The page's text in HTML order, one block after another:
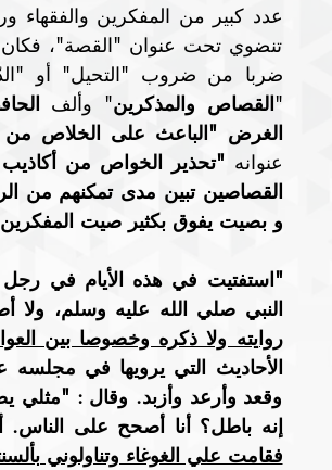
"القصاص والمذكرين" وألف
الغرض "الباعث على الخلاص
عنوانه
و بصيت يفوق بكثير صيت
النبي صلي الله عليه وسلم، ولا
روايته ولا ذكره وخصوصا بين
إنه باطل؟ أنا أصحح على الناس.
فقامت علي الغوغاء وتناولوني